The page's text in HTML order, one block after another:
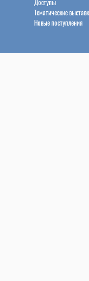
Доступы
Тематические
Новые поступления